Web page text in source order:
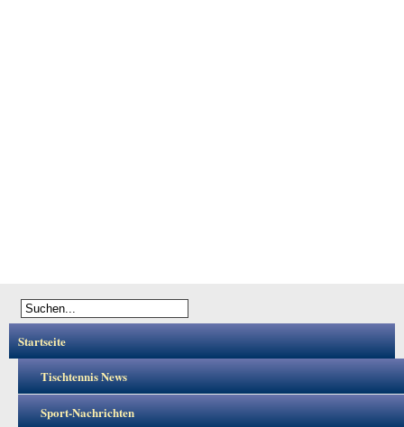
Startseite
Tischtennis News
Sport-Nachrichten